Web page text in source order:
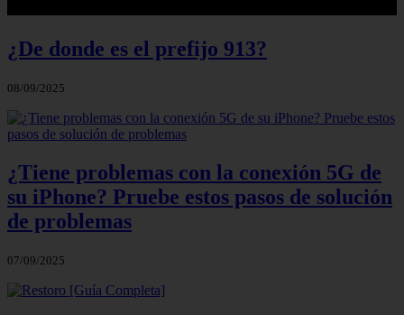
¿De donde es el prefijo 913?
08/09/2025
¿Tiene problemas con la conexión 5G de
su iPhone? Pruebe estos pasos de solución
de problemas
07/09/2025